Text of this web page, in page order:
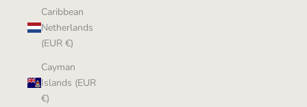
Caribbean
Netherlands
(EUR €)
Cayman
Islands (EUR
€)